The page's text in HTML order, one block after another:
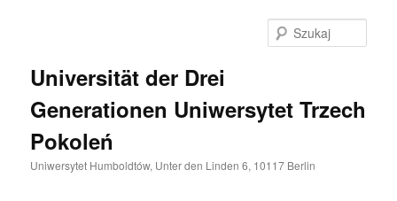
Universität der Drei
Generationen Uniwersytet Trzech
Pokoleń
Uniwersytet Humboldtów, Unter den Linden 6, 10117 Berlin